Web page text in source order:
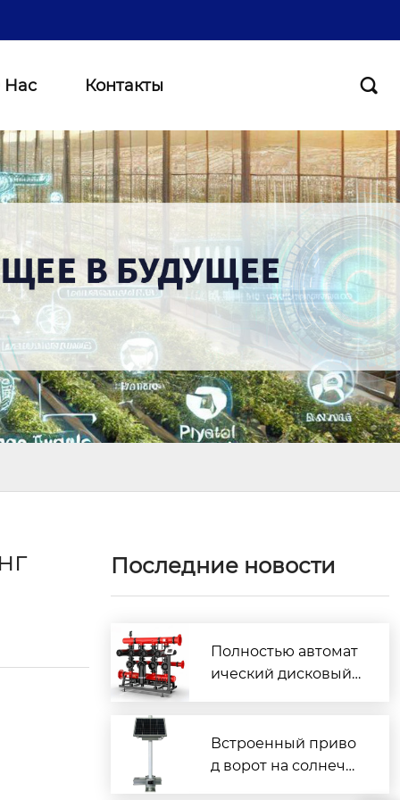
Нас Контакты 
Последние новости
Полностью автомат
ический дисковый
Встроенный приво
д ворот на солнечн